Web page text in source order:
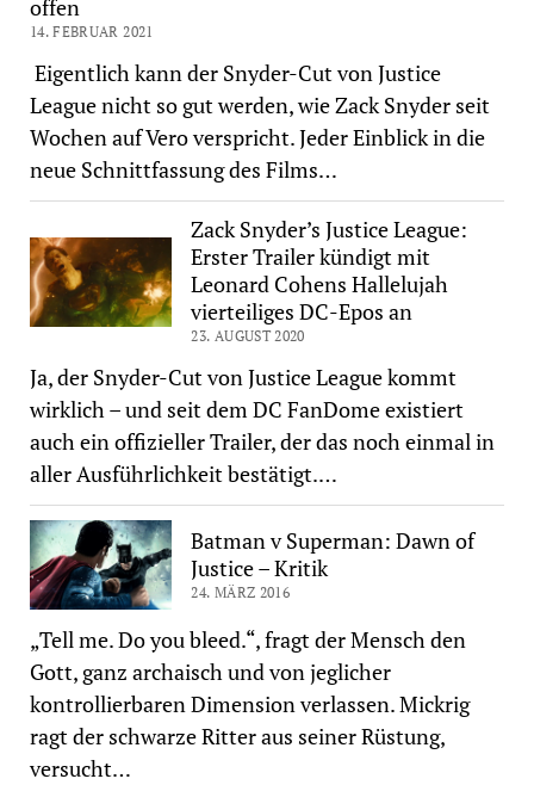
offen
14. FEBRUAR 2021
Eigentlich kann der Snyder-Cut von Justice
League nicht so gut werden, wie Zack Snyder seit
Wochen auf Vero verspricht. Jeder Einblick in die
neue Schnittfassung des Films…
Zack Snyder’s Justice League:
Erster Trailer kündigt mit
Leonard Cohens Hallelujah
vierteiliges DC-Epos an
23. AUGUST 2020
Ja, der Snyder-Cut von Justice League kommt
wirklich – und seit dem DC FanDome existiert
auch ein offizieller Trailer, der das noch einmal in
aller Ausführlichkeit bestätigt.…
Batman v Superman: Dawn of
Justice – Kritik
24. MÄRZ 2016
„Tell me. Do you bleed.“, fragt der Mensch den
Gott, ganz archaisch und von jeglicher
kontrollierbaren Dimension verlassen. Mickrig
ragt der schwarze Ritter aus seiner Rüstung,
versucht…